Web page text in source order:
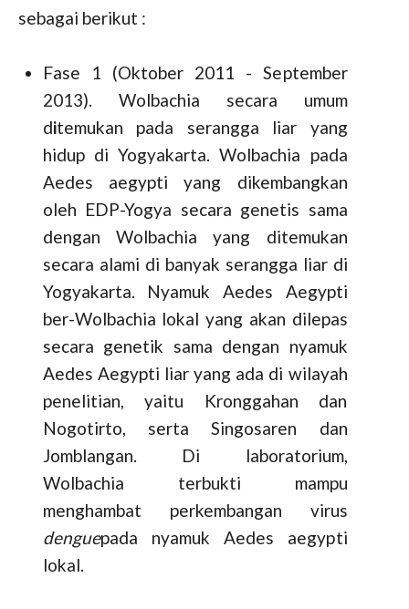
sebagai berikut :
Fase 1 (Oktober 2011 - September
2013). Wolbachia secara umum
ditemukan pada serangga liar yang
hidup di Yogyakarta. Wolbachia pada
Aedes aegypti yang dikembangkan
oleh EDP-Yogya secara genetis sama
dengan Wolbachia yang ditemukan
secara alami di banyak serangga liar di
Yogyakarta. Nyamuk Aedes Aegypti
ber-Wolbachia lokal yang akan dilepas
secara genetik sama dengan nyamuk
Aedes Aegypti liar yang ada di wilayah
penelitian, yaitu Kronggahan dan
Nogotirto, serta Singosaren dan
Jomblangan. Di laboratorium,
Wolbachia terbukti mampu
menghambat perkembangan virus
denguepada nyamuk Aedes aegypti
lokal.